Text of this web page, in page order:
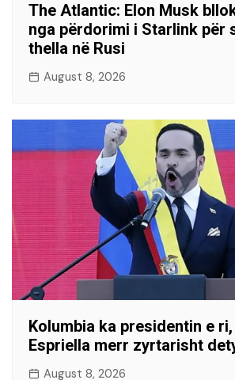
The Atlantic: Elon Musk
nga përdorimi i Starlink për
thella në Rusi
August 8, 2026
Kolumbia ka presidentin e ri,
Espriella merr zyrtarisht
August 8, 2026